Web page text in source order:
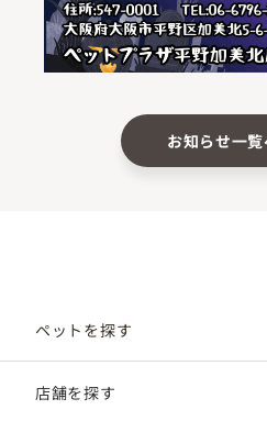
お知らせ一
ペットを探す
店舗を探す